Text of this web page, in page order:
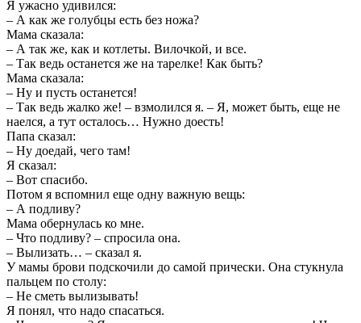
Я ужасно удивился:
– А как же голубцы есть без ножа?
Мама сказала:
– А так же, как и котлеты. Вилочкой, и все.
– Так ведь останется же на тарелке! Как быть?
Мама сказала:
– Ну и пусть останется!
– Так ведь жалко же! – взмолился я. – Я, может быть, еще не
наелся, а тут осталось… Нужно доесть!
Папа сказал:
– Ну доедай, чего там!
Я сказал:
– Вот спасибо.
Потом я вспомнил еще одну важную вещь:
– А подливу?
Мама обернулась ко мне.
– Что подливу? – спросила она.
– Вылизать… – сказал я.
У мамы брови подскочили до самой прически. Она стукнула
пальцем по столу:
– Не сметь вылизывать!
Я понял, что надо спасаться.